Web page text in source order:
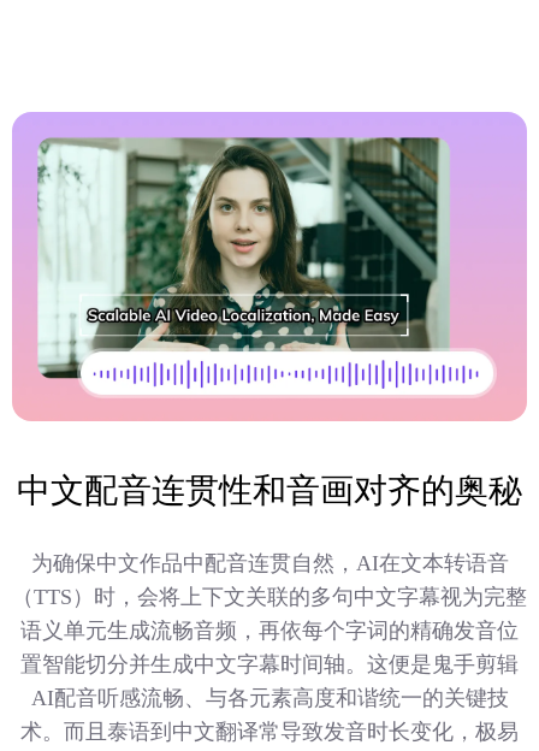
中文配音连贯性和音画对齐的奥秘
为确保中文作品中配音连贯自然，AI在文本转语音
（TTS）时，会将上下文关联的多句中文字幕视为完整
语义单元生成流畅音频，再依每个字词的精确发音位
置智能切分并生成中文字幕时间轴。这便是鬼手剪辑
AI配音听感流畅、与各元素高度和谐统一的关键技
术。而且泰语到中文翻译常导致发音时长变化，极易